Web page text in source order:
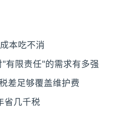
本吃不消
限责任"的需求有多强
差足够覆盖维护费
几千税